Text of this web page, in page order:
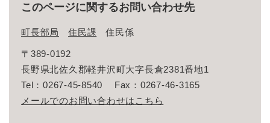
このページに関するお問い合わせ先
町長部局 住民課 住民係
〒389-0192
長野県北佐久郡軽井沢町大字長倉2381番地1
Tel：0267-45-8540
Fax：0267-46-3165
メールでのお問い合わせはこちら